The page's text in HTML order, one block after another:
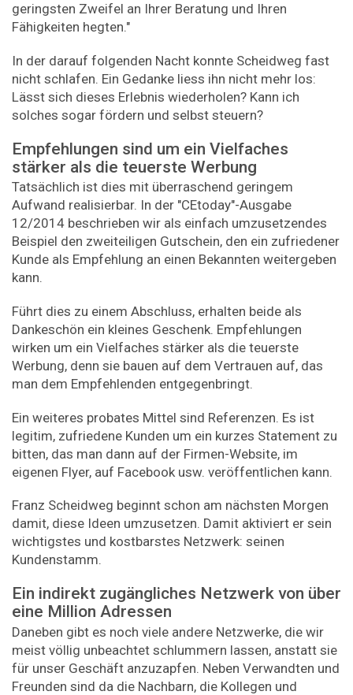
geringsten Zweifel an Ihrer Beratung und Ihren
Fähigkeiten hegten."
In der darauf folgenden Nacht konnte Scheidweg fast
nicht schlafen. Ein Gedanke liess ihn nicht mehr los:
Lässt sich dieses Erlebnis wiederholen? Kann ich
solches sogar fördern und selbst steuern?
Empfehlungen sind um ein Vielfaches
stärker als die teuerste Werbung
Tatsächlich ist dies mit überraschend geringem
Aufwand realisierbar. In der "CEtoday"-Ausgabe
12/2014 beschrieben wir als einfach umzusetzendes
Beispiel den zweiteiligen Gutschein, den ein zufriedener
Kunde als Empfehlung an einen Bekannten weitergeben
kann.
Führt dies zu einem Abschluss, erhalten beide als
Dankeschön ein kleines Geschenk. Empfehlungen
wirken um ein Vielfaches stärker als die teuerste
Werbung, denn sie bauen auf dem Vertrauen auf, das
man dem Empfehlenden entgegenbringt.
Ein weiteres probates Mittel sind Referenzen. Es ist
legitim, zufriedene Kunden um ein kurzes Statement zu
bitten, das man dann auf der Firmen-Website, im
eigenen Flyer, auf Facebook usw. veröffentlichen kann.
Franz Scheidweg beginnt schon am nächsten Morgen
damit, diese Ideen umzusetzen. Damit aktiviert er sein
wichtigstes und kostbarstes Netzwerk: seinen
Kundenstamm.
Ein indirekt zugängliches Netzwerk von über
eine Million Adressen
Daneben gibt es noch viele andere Netzwerke, die wir
meist völlig unbeachtet schlummern lassen, anstatt sie
für unser Geschäft anzuzapfen. Neben Verwandten und
Freunden sind da die Nachbarn, die Kollegen und